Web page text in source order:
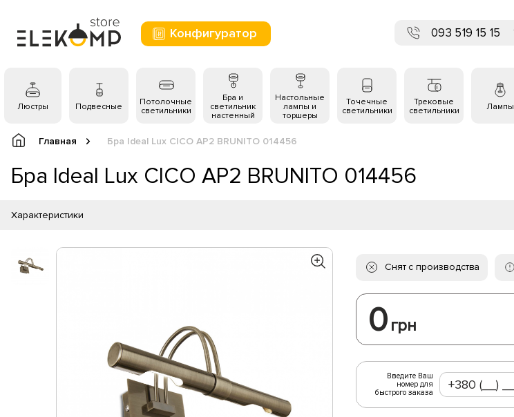
Конфигуратор 093 519 15 15
Люстры Подвесные
Потолочные
светильники
Бра и
светильник
настенный
Настольные
лампы и
торшеры
Точечные
светильники
Трековые
светильники
Лампы
Главная Бра Ideal Lux CICO AP2 BRUNITO 014456
Бра Ideal Lux CICO AP2 BRUNITO 014456
Характеристики
Снят с производства
0 грн
Введите Ваш
номер для
быстрого заказа